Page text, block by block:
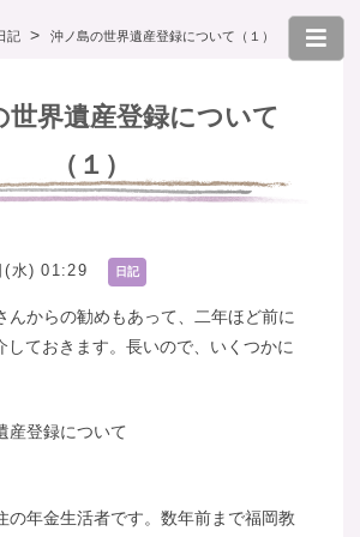
記 沖ノ島の世界遺産登録について（１）
世界遺産登録について
（１）
(水) 01:29 日記
からの勧めもあって、二年ほど前に
しておきます。長いので、いくつかに
界遺産登録について
年金生活者です。数年前まで福岡教